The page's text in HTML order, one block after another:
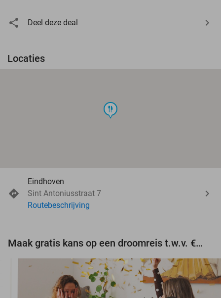
Deel deze deal
Locaties
food
Eindhoven
Sint Antoniusstraat 7
Routebeschrijving
Maak gratis kans op een droomreis t.w.v. €3.000!